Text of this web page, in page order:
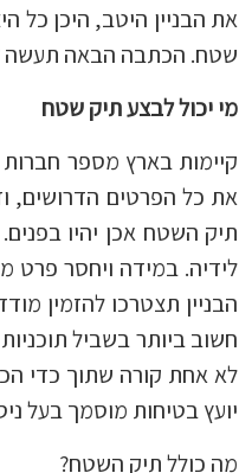
את הבניין היטב, היכן כל
שטח. הכתבה הבאה תעשה
מי יכול לבצע תיק שטח
קיימות בארץ מספר
את כל הפרטים הדרושים,
תיק השטח אכן יהיו
לידיה. במידה ויחסר פרט
הבניין תצטרכו להזמין
חשוב ביותר בשביל
לא אחת קורה שתוך כדי
יועץ בטיחות מוסמך בעל
מה כולל תיק השטח?